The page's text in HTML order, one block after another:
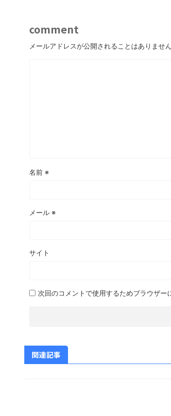
comment
メールアドレスが公開されることはありません
名前 ※
メール ※
サイト
次回のコメントで使用するためブラウザー
関連記事